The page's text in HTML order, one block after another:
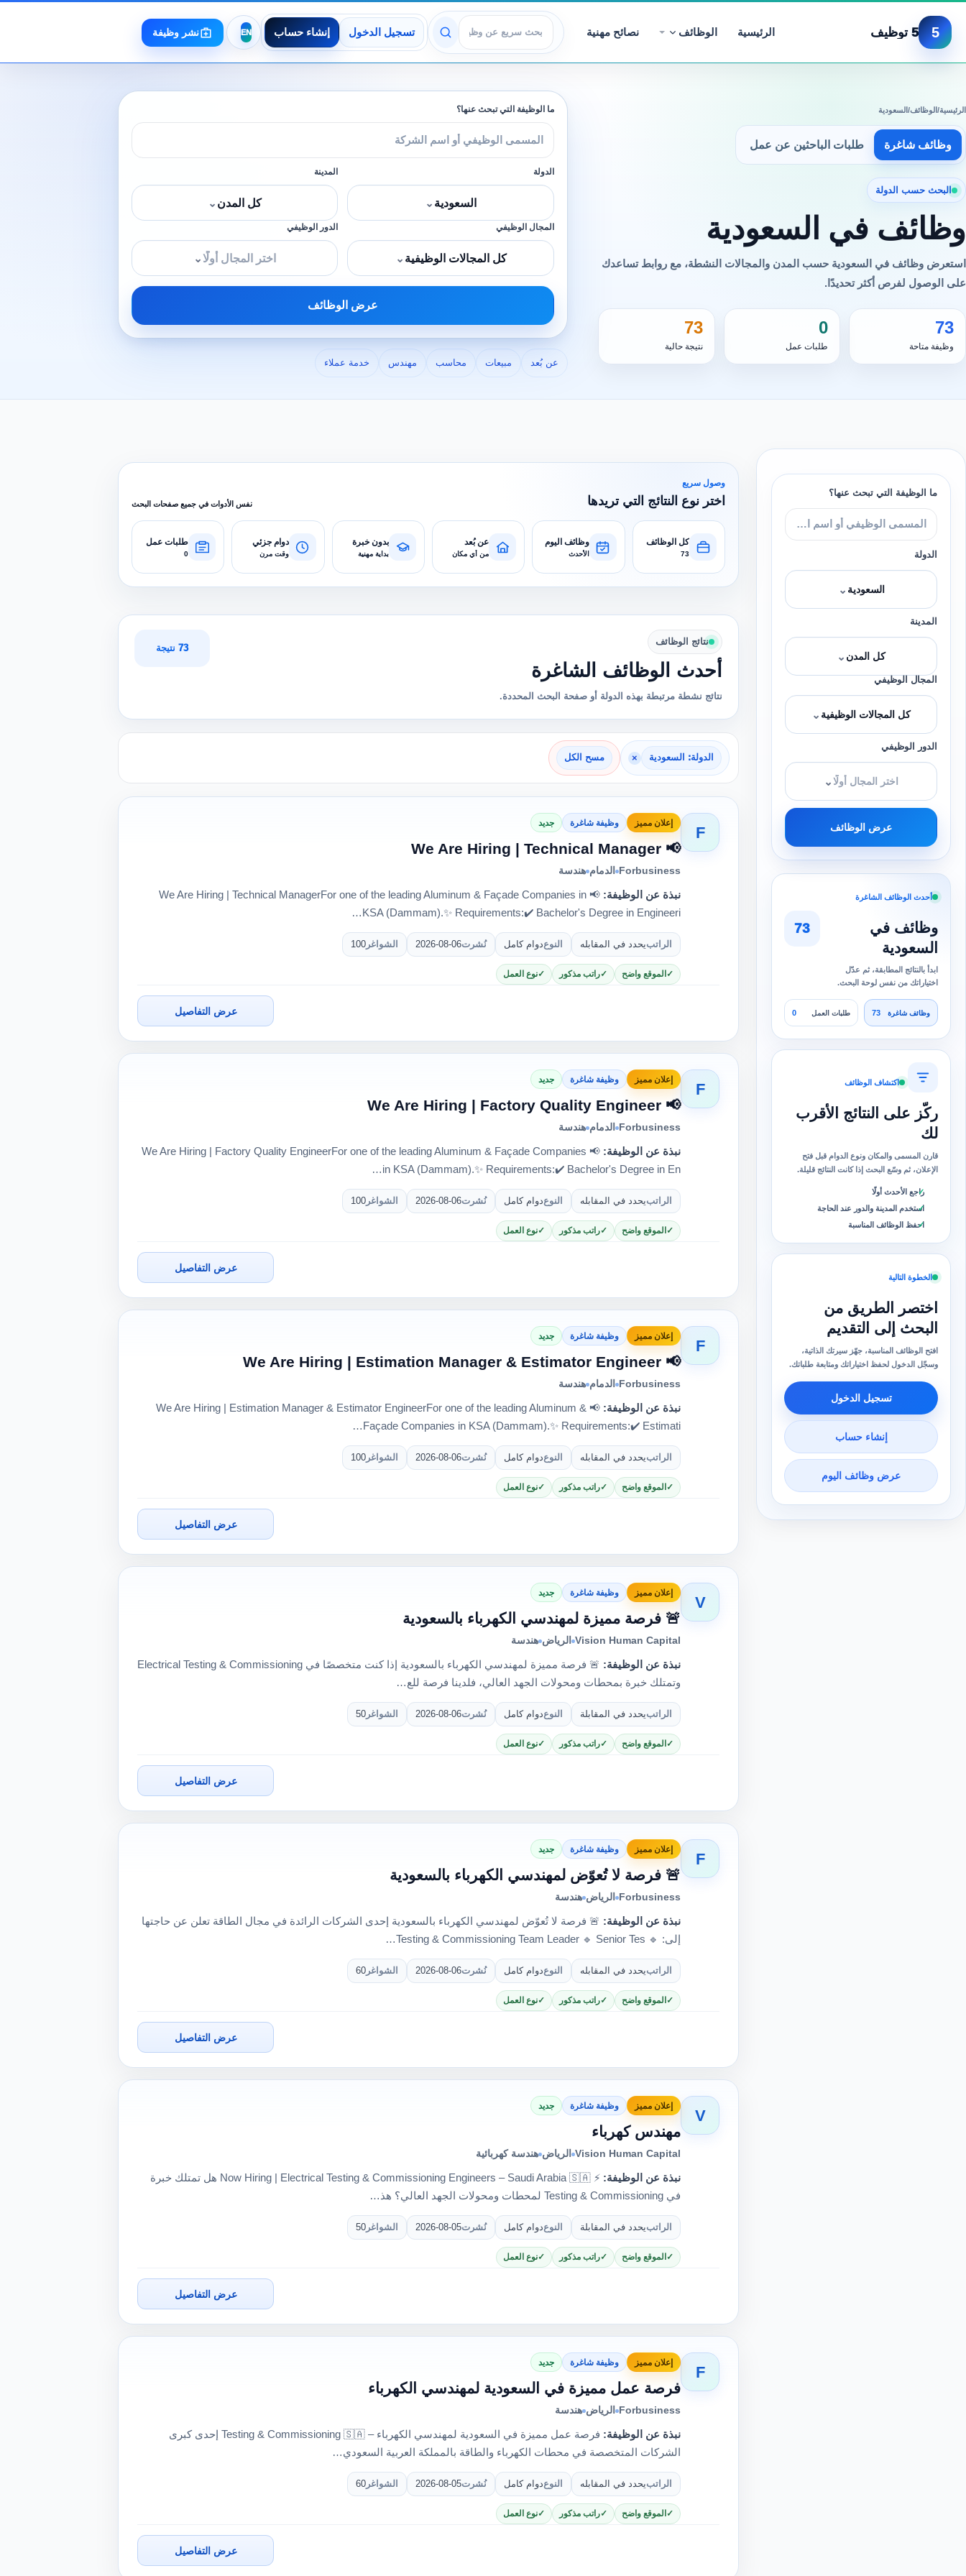
5 5 توظيف الرئيسية الوظائف نصائح مهنية
عرض الوظائف
تسجيل الدخول إنشاء حساب نشر وظيفة
الرئيسية/الوظائف/السعودية
وظائف شاغرة طلبات الباحثين عن عمل
البحث حسب الدولة
وظائف في السعودية
استعرض وظائف في السعودية حسب المدن والمجالات النشطة، مع روابط تساعدك
على الوصول لفرص أكثر تحديدًا.
73
وظيفة متاحة
0
طلبات عمل
73
نتيجة حالية
ما الوظيفة التي تبحث عنها؟
الدولة
السعودية ⌄
المدينة
كل المدن ⌄
المجال الوظيفي
كل المجالات الوظيفية ⌄
الدور الوظيفي
اختر المجال أولًا⌄
عرض الوظائف
عن بُعد مبيعات محاسب مهندس خدمة عملاء
ما الوظيفة التي تبحث عنها؟
الدولة
السعودية ⌄
المدينة
كل المدن ⌄
المجال الوظيفي
كل المجالات الوظيفية ⌄
الدور الوظيفي
اختر المجال أولًا⌄
عرض الوظائف
أحدث الوظائف الشاغرة
وظائف في
السعودية
ابدأ بالنتائج المطابقة، ثم عدّل
اختياراتك من نفس لوحة البحث.
73
وظائف شاغرة 73 طلبات العمل 0
اكتشاف الوظائف
ركّز على النتائج الأقرب
لك
قارن المسمى والمكان ونوع الدوام قبل فتح
الإعلان، ثم وسّع البحث إذا كانت النتائج قليلة.
راجع الأحدث أولًا
استخدم المدينة والدور عند الحاجة
احفظ الوظائف المناسبة
الخطوة التالية
اختصر الطريق من
البحث إلى التقديم
افتح الوظائف المناسبة، جهّز سيرتك الذاتية،
وسجّل الدخول لحفظ اختياراتك ومتابعة طلباتك.
تسجيل الدخول
إنشاء حساب
عرض وظائف اليوم
وصول سريع
اختر نوع النتائج التي تريدها نفس الأدوات في جميع صفحات البحث
كل الوظائف
73
وظائف اليوم
الأحدث
عن بُعد
من أي مكان
بدون خبرة
بداية مهنية
دوام جزئي
وقت مرن
طلبات عمل
0
نتائج الوظائف
أحدث الوظائف الشاغرة
نتائج نشطة مرتبطة بهذه الدولة أو صفحة البحث المحددة.
73 نتيجة
الدولة: السعودية × مسح الكل
F
إعلان مميز وظيفة شاغرة جديد
📢 We Are Hiring | Technical Manager
Forbusiness الدمام هندسة
نبذة عن الوظيفة:
📢 We Are Hiring | Technical ManagerFor one of the leading Aluminum & Façade Companies in
KSA (Dammam).✨ Requirements:✔️ Bachelor's Degree in Engineeri…
الراتبيحدد في المقابله النوعدوام كامل نُشرت2026-08-06 الشواغر 100
الموقع واضح راتب مذكور نوع العمل
عرض التفاصيل
F
إعلان مميز وظيفة شاغرة جديد
📢 We Are Hiring | Factory Quality Engineer
Forbusiness الدمام هندسة
نبذة عن الوظيفة:
📢 We Are Hiring | Factory Quality EngineerFor one of the leading Aluminum & Façade Companies
in KSA (Dammam).✨ Requirements:✔️ Bachelor's Degree in En…
الراتبيحدد في المقابله النوعدوام كامل نُشرت2026-08-06 الشواغر 100
الموقع واضح راتب مذكور نوع العمل
عرض التفاصيل
F
إعلان مميز وظيفة شاغرة جديد
📢 We Are Hiring | Estimation Manager & Estimator Engineer
Forbusiness الدمام هندسة
نبذة عن الوظيفة:
📢 We Are Hiring | Estimation Manager & Estimator EngineerFor one of the leading Aluminum &
Façade Companies in KSA (Dammam).✨ Requirements:✔️ Estimati…
الراتبيحدد في المقابله النوعدوام كامل نُشرت2026-08-06 الشواغر 100
الموقع واضح راتب مذكور نوع العمل
عرض التفاصيل
V
إعلان مميز وظيفة شاغرة جديد
🚨 فرصة مميزة لمهندسي الكهرباء بالسعودية
Vision Human Capital الرياض هندسة
نبذة عن الوظيفة:
🚨 فرصة مميزة لمهندسي الكهرباء بالسعودية إذا كنت متخصصًا في Electrical Testing & Commissioning
وتمتلك خبرة بمحطات ومحولات الجهد العالي، فلدينا فرصة للع…
الراتبيحدد في المقابلة النوعدوام كامل نُشرت2026-08-06 الشواغر 50
الموقع واضح راتب مذكور نوع العمل
عرض التفاصيل
F
إعلان مميز وظيفة شاغرة جديد
🚨 فرصة لا تُعوّض لمهندسي الكهرباء بالسعودية
Forbusiness الرياض هندسة
نبذة عن الوظيفة: 🚨 فرصة لا تُعوّض لمهندسي الكهرباء بالسعودية إحدى الشركات الرائدة في مجال الطاقة تعلن عن حاجتها
إلى: 🔹 Testing & Commissioning Team Leader 🔹 Senior Tes…
الراتبيحدد في المقابله النوعدوام كامل نُشرت2026-08-06 الشواغر 60
الموقع واضح راتب مذكور نوع العمل
عرض التفاصيل
V
إعلان مميز وظيفة شاغرة جديد
مهندس كهرباء
Vision Human Capital الرياض هندسة كهربائية
نبذة عن الوظيفة:
⚡ Now Hiring | Electrical Testing & Commissioning Engineers – Saudi Arabia 🇸🇦 هل تمتلك خبرة
في Testing & Commissioning لمحطات ومحولات الجهد العالي؟ هذ…
الراتبيحدد في المقابلة النوعدوام كامل نُشرت2026-08-05 الشواغر 50
الموقع واضح راتب مذكور نوع العمل
عرض التفاصيل
F
إعلان مميز وظيفة شاغرة جديد
فرصة عمل مميزة في السعودية لمهندسي الكهرباء
Forbusiness الرياض هندسة
نبذة عن الوظيفة:
فرصة عمل مميزة في السعودية لمهندسي الكهرباء – Testing & Commissioning 🇸🇦 إحدى كبرى
الشركات المتخصصة في محطات الكهرباء والطاقة بالمملكة العربية السعودي…
الراتبيحدد في المقابله النوعدوام كامل نُشرت2026-08-05 الشواغر 60
الموقع واضح راتب مذكور نوع العمل
عرض التفاصيل